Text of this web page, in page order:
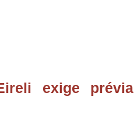
exige prévia